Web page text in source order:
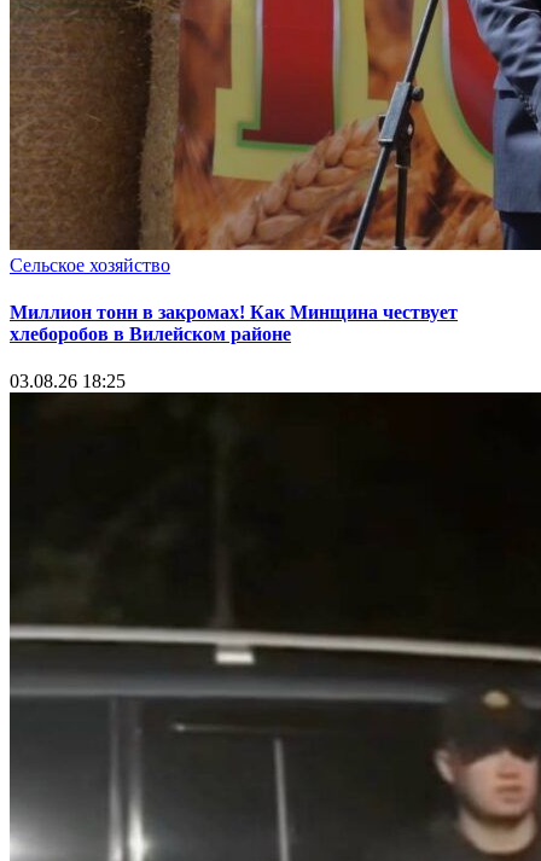
Сельское хозяйство
Миллион тонн в закромах! Как Минщина чествует
хлеборобов в Вилейском районе
03.08.26 18:25